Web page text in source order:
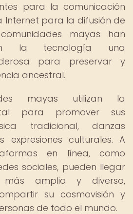
para la comunicación
Internet para la difusión de
mayas han
la tecnología una
para preservar y
ancestral.
mayas utilizan la
para promover sus
tradicional, danzas
expresiones culturales. A
en línea, como
sociales, pueden llegar
amplio y diverso,
su cosmovisión y
de todo el mundo.